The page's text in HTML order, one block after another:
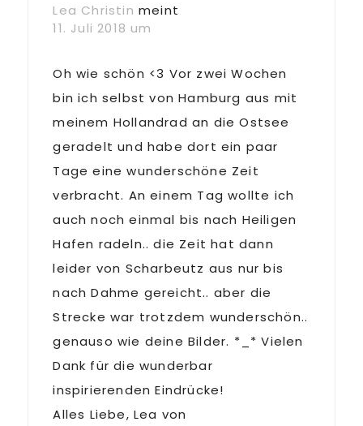
Lea Christin meint
11. Juli 2018 um
Oh wie schön <3 Vor zwei Wochen
bin ich selbst von Hamburg aus mit
meinem Hollandrad an die Ostsee
geradelt und habe dort ein paar
Tage eine wunderschöne Zeit
verbracht. An einem Tag wollte ich
auch noch einmal bis nach Heiligen
Hafen radeln.. die Zeit hat dann
leider von Scharbeutz aus nur bis
nach Dahme gereicht.. aber die
Strecke war trotzdem wunderschön..
genauso wie deine Bilder. *_* Vielen
Dank für die wunderbar
inspirierenden Eindrücke!
Alles Liebe, Lea von